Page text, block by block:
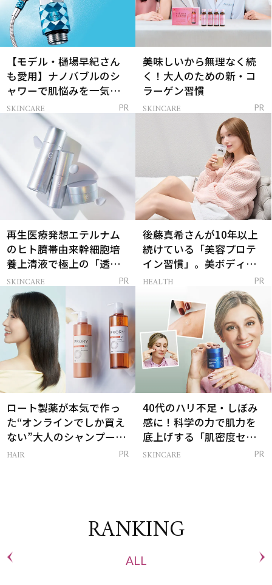
【モデル・樋場早紀さん
も愛用】ナノバブルのシ
ャワーで肌悩みを一気に
解決
SKINCARE PR
美味しいから無理なく続
く！大人のための新・コ
ラーゲン習慣
SKINCARE PR
再生医療発想エテルナム
のヒト臍帯由来幹細胞培
養上清液で極上の「透明
感ハリ肌」へ
SKINCARE PR
後藤真希さんが10年以上
続けている「美容プロテ
イン習慣」。美ボディを
支える朝ルーティンと
HEALTH PR
ロート製薬が本気で作っ
た“オンラインでしか買え
ない”大人のシャンプー＆
トリートメントって？
HAIR PR
40代のハリ不足・しぼみ
感に！科学の力で肌力を
底上げする「肌密度セラ
ム」
SKINCARE PR
RANKING
ALL